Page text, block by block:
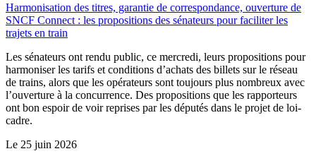
Harmonisation des titres, garantie de correspondance, ouverture de
SNCF Connect : les propositions des sénateurs pour faciliter les
trajets en train
Les sénateurs ont rendu public, ce mercredi, leurs propositions pour
harmoniser les tarifs et conditions d’achats des billets sur le réseau
de trains, alors que les opérateurs sont toujours plus nombreux avec
l’ouverture à la concurrence. Des propositions que les rapporteurs
ont bon espoir de voir reprises par les députés dans le projet de loi-
cadre.
Le 25 juin 2026